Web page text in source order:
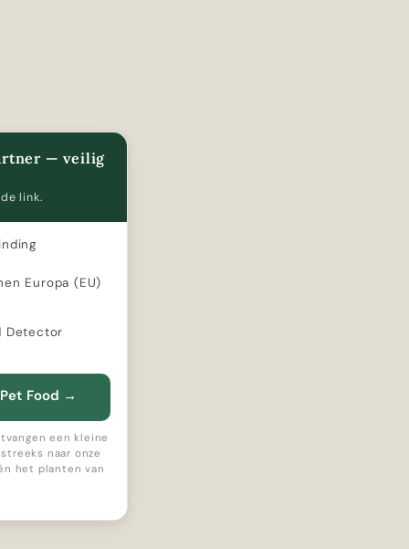
— veilig
link.
Europa (EU)
Detector
Food →
een kleine
naar onze
het planten van